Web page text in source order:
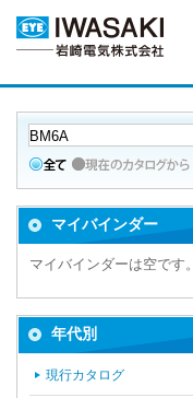
マイバインダー
マイバインダーは空です。
年代別
現行カタログ